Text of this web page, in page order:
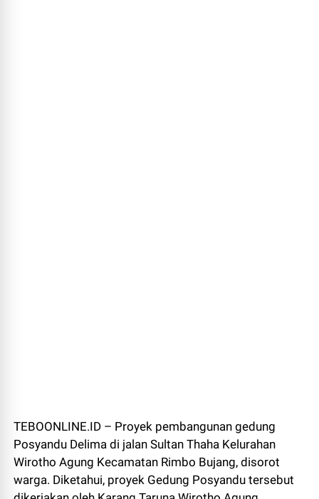
TEBOONLINE.ID – Proyek pembangunan gedung
Posyandu Delima di jalan Sultan Thaha Kelurahan
Wirotho Agung Kecamatan Rimbo Bujang, disorot
warga. Diketahui, proyek Gedung Posyandu tersebut